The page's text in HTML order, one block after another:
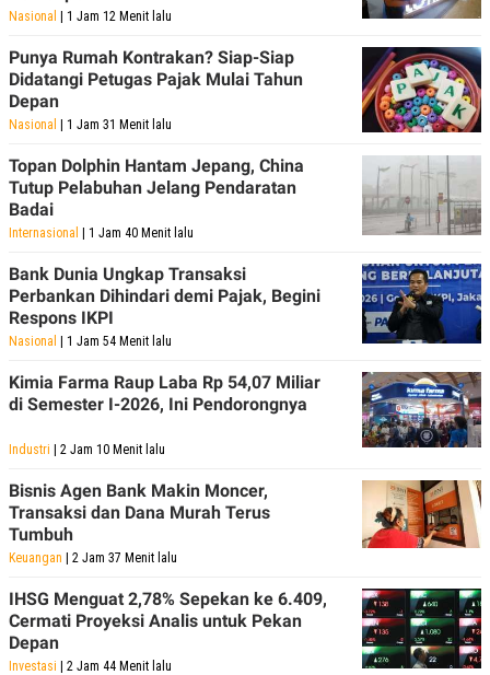
Nasional | 1 Jam 12 Menit lalu
Punya Rumah Kontrakan? Siap-Siap
Didatangi Petugas Pajak Mulai Tahun
Depan
Nasional | 1 Jam 31 Menit lalu
Topan Dolphin Hantam Jepang, China
Tutup Pelabuhan Jelang Pendaratan
Badai
Internasional | 1 Jam 40 Menit lalu
Bank Dunia Ungkap Transaksi
Perbankan Dihindari demi Pajak, Begini
Respons IKPI
Nasional | 1 Jam 54 Menit lalu
Kimia Farma Raup Laba Rp 54,07 Miliar
di Semester I-2026, Ini Pendorongnya
Industri | 2 Jam 10 Menit lalu
Bisnis Agen Bank Makin Moncer,
Transaksi dan Dana Murah Terus
Tumbuh
Keuangan | 2 Jam 37 Menit lalu
IHSG Menguat 2,78% Sepekan ke 6.409,
Cermati Proyeksi Analis untuk Pekan
Depan
Investasi | 2 Jam 44 Menit lalu